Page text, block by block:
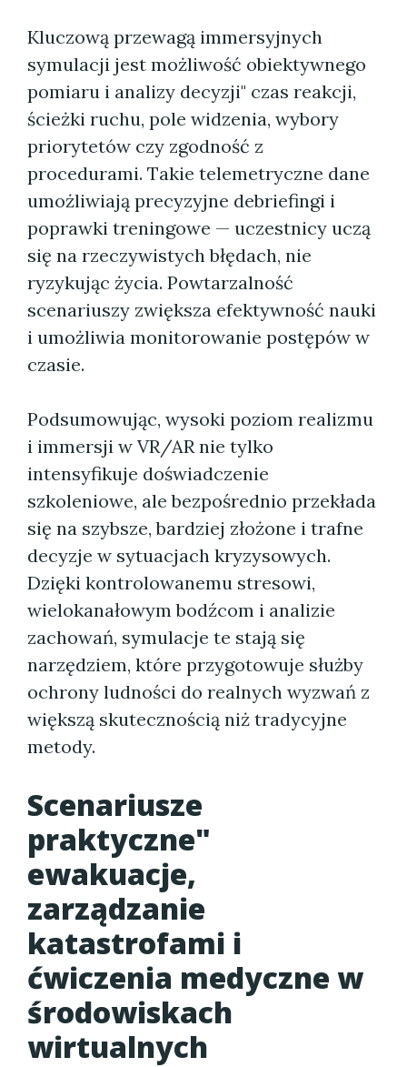
Kluczową przewagą immersyjnych
symulacji jest możliwość obiektywnego
pomiaru i analizy decyzji" czas reakcji,
ścieżki ruchu, pole widzenia, wybory
priorytetów czy zgodność z
procedurami. Takie telemetryczne dane
umożliwiają precyzyjne debriefingi i
poprawki treningowe — uczestnicy uczą
się na rzeczywistych błędach, nie
ryzykując życia. Powtarzalność
scenariuszy zwiększa efektywność nauki
i umożliwia monitorowanie postępów w
czasie.
Podsumowując, wysoki poziom realizmu
i immersji w VR/AR nie tylko
intensyfikuje doświadczenie
szkoleniowe, ale bezpośrednio przekłada
się na szybsze, bardziej złożone i trafne
decyzje w sytuacjach kryzysowych.
Dzięki kontrolowanemu stresowi,
wielokanałowym bodźcom i analizie
zachowań, symulacje te stają się
narzędziem, które przygotowuje służby
ochrony ludności do realnych wyzwań z
większą skutecznością niż tradycyjne
metody.
Scenariusze
praktyczne"
ewakuacje,
zarządzanie
katastrofami i
ćwiczenia medyczne w
środowiskach
wirtualnych